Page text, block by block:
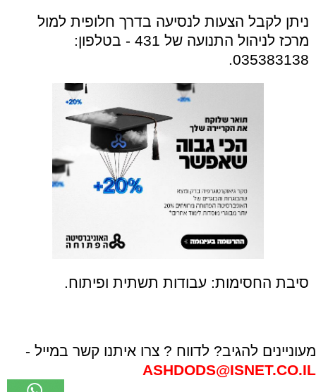
ניתן לקבל הצעות לנסיעה בדרך חלופית למול
מרכז לניהול התנועה של 431 - בטלפון:
035383138.
סיבת החסימות: עבודות תשתית ופיתוח.
מעוניינים להגיב? לדווח ? צרו איתנו קשר במייל -
ASHDODS@ISNET.CO.IL